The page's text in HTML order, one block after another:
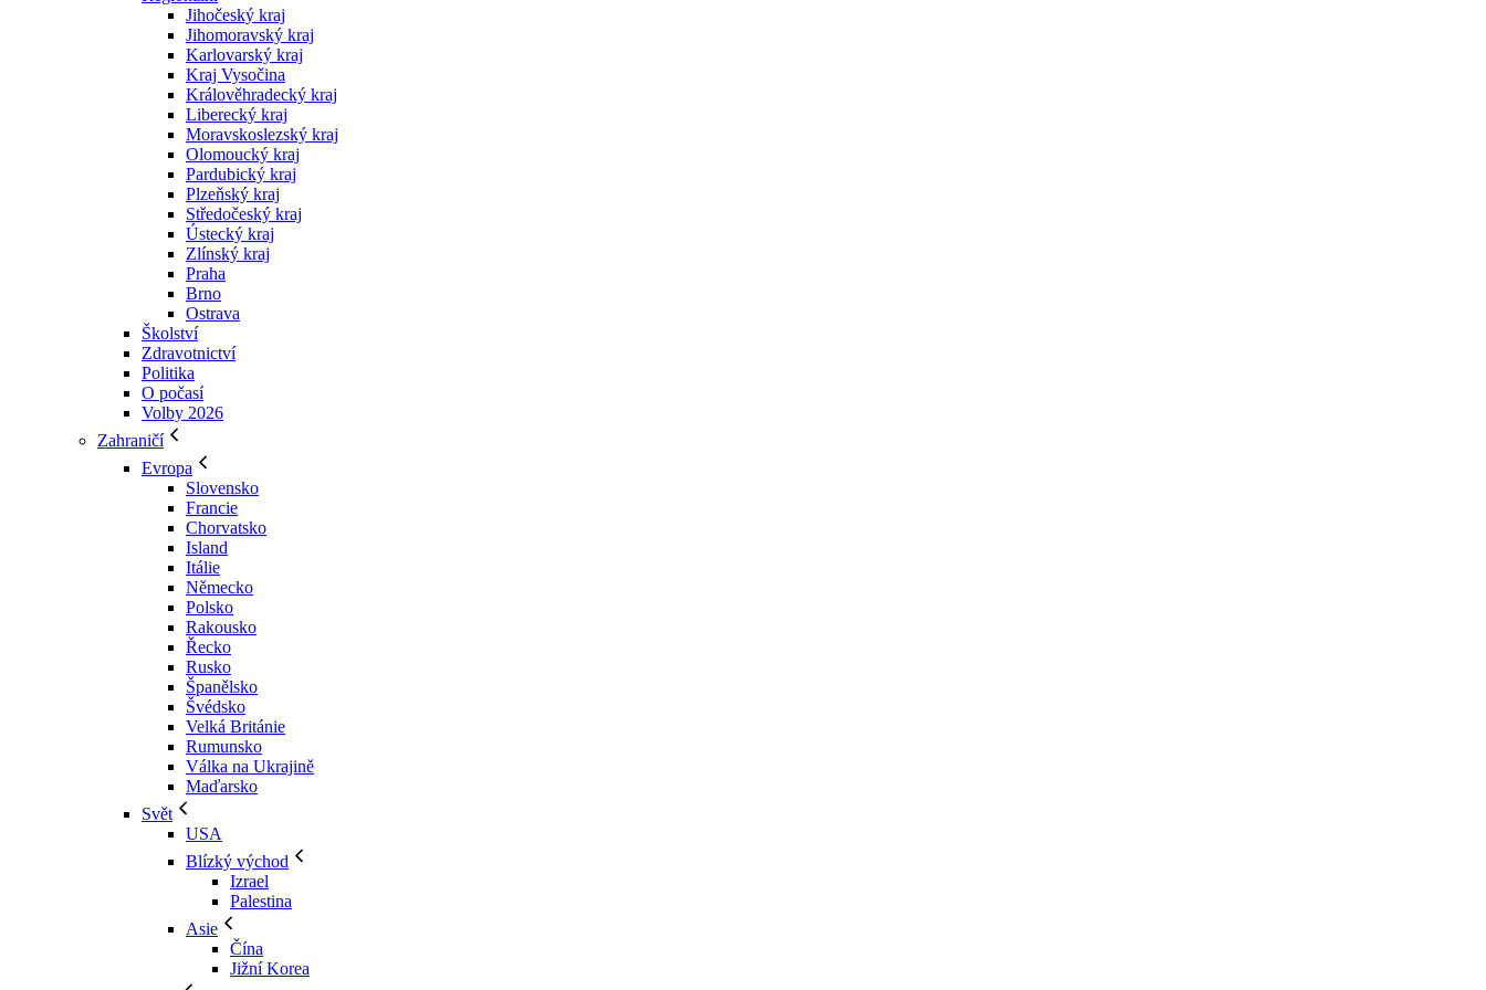
Jihočeský kraj
Jihomoravský kraj
Karlovarský kraj
Kraj Vysočina
Králověhradecký kraj
Liberecký kraj
Moravskoslezský kraj
Olomoucký kraj
Pardubický kraj
Plzeňský kraj
Středočeský kraj
Ústecký kraj
Zlínský kraj
Praha
Brno
Ostrava
Školství
Zdravotnictví
Politika
O počasí
Volby 2026
Zahraničí
Evropa
Slovensko
Francie
Chorvatsko
Island
Itálie
Německo
Polsko
Rakousko
Řecko
Rusko
Španělsko
Švédsko
Velká Británie
Rumunsko
Válka na Ukrajině
Maďarsko
Svět
USA
Blízký východ
Izrael
Palestina
Asie
Čína
Jižní Korea